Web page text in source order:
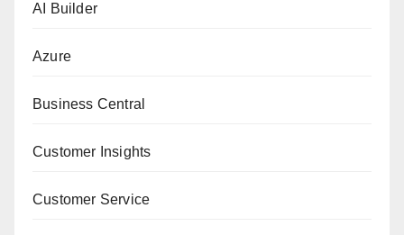
AI Builder
Azure
Business Central
Customer Insights
Customer Service